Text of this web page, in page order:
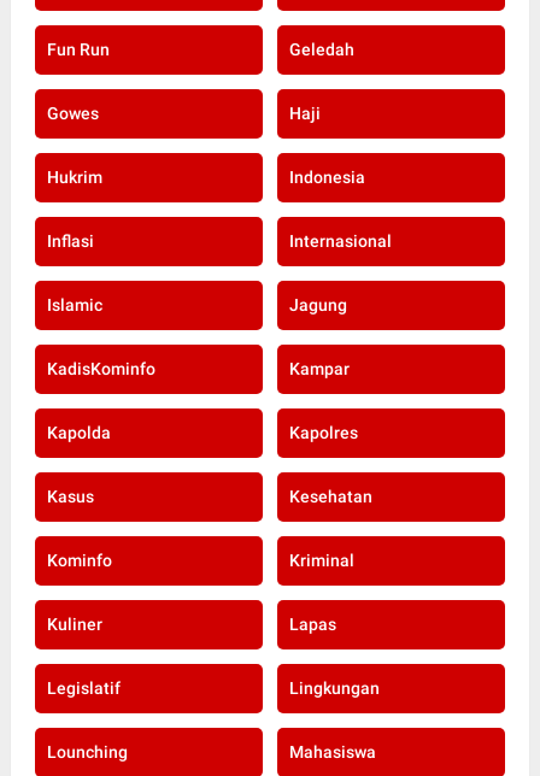
Fun Run Geledah
Gowes Haji
Hukrim Indonesia
Inflasi Internasional
Islamic Jagung
KadisKominfo Kampar
Kapolda Kapolres
Kasus Kesehatan
Kominfo Kriminal
Kuliner Lapas
Legislatif Lingkungan
Lounching Mahasiswa